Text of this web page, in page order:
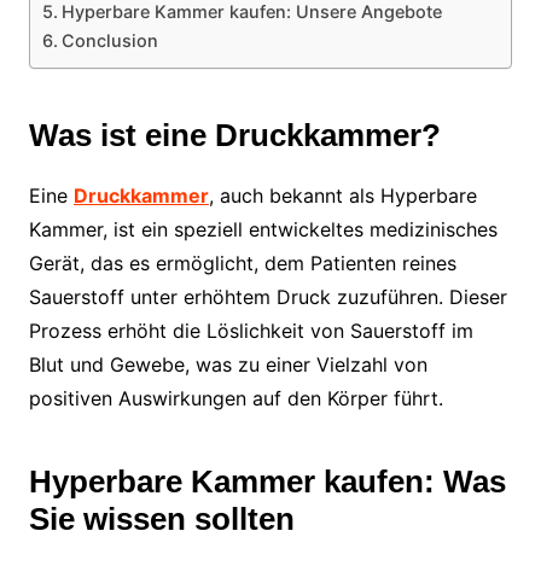
Hyperbare Kammer kaufen: Unsere Angebote
Conclusion
Was ist eine Druckkammer?
Eine Druckkammer, auch bekannt als Hyperbare
Kammer, ist ein speziell entwickeltes medizinisches
Gerät, das es ermöglicht, dem Patienten reines
Sauerstoff unter erhöhtem Druck zuzuführen. Dieser
Prozess erhöht die Löslichkeit von Sauerstoff im
Blut und Gewebe, was zu einer Vielzahl von
positiven Auswirkungen auf den Körper führt.
Hyperbare Kammer kaufen: Was
Sie wissen sollten